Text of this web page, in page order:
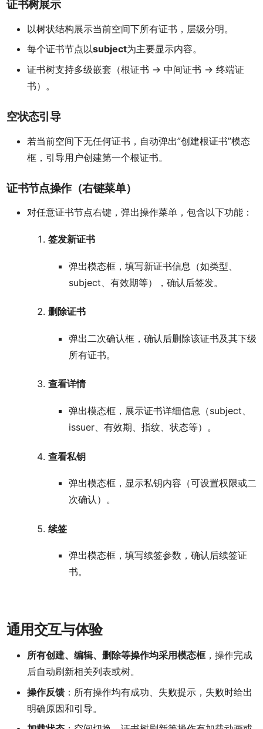
证书树展示
以树状结构展示当前空间下所有证书，层级分明。
每个证书节点以subject为主要显示内容。
证书树支持多级嵌套（根证书 → 中间证书 → 终端证
书）。
空状态引导
若当前空间下无任何证书，自动弹出”创建根证书”模态
框，引导用户创建第一个根证书。
证书节点操作（右键菜单）
对任意证书节点右键，弹出操作菜单，包含以下功能：
签发新证书
弹出模态框，填写新证书信息（如类型、
subject、有效期等），确认后签发。
删除证书
弹出二次确认框，确认后删除该证书及其下级
所有证书。
查看详情
弹出模态框，展示证书详细信息（subject、
issuer、有效期、指纹、状态等）。
查看私钥
弹出模态框，显示私钥内容（可设置权限或二
次确认）。
续签
弹出模态框，填写续签参数，确认后续签证
书。
通用交互与体验
所有创建、编辑、删除等操作均采用模态框，操作完成
后自动刷新相关列表或树。
操作反馈 ：所有操作均有成功、失败提示，失败时给出
明确原因和引导。